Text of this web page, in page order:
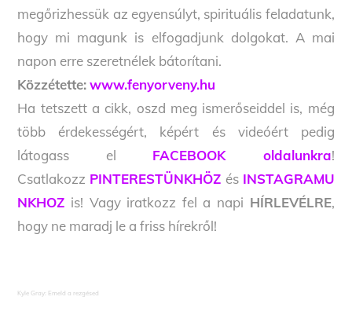
megőrizhessük az egyensúlyt, spirituális feladatunk,
hogy mi magunk is elfogadjunk dolgokat. A mai
napon erre szeretnélek bátorítani.
Közzétette: www.fenyorveny.hu
Ha tetszett a cikk, oszd meg ismerőseiddel is, még
több érdekességért, képért és videóért pedig
látogass el FACEBOOK oldalunkra!
Csatlakozz PINTERESTÜNKHÖZ és INSTAGRAMU
NKHOZ is! Vagy iratkozz fel a napi HÍRLEVÉLRE,
hogy ne maradj le a friss hírekről!
Kyle Gray: Emeld a rezgésed